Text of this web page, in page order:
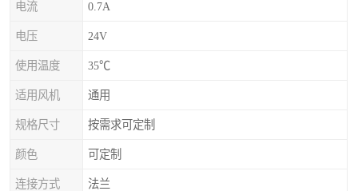
电流 0.7A
电压 24V
使用温度 35℃
适用风机 通用
规格尺寸 按需求可定制
颜色 可定制
连接方式 法兰